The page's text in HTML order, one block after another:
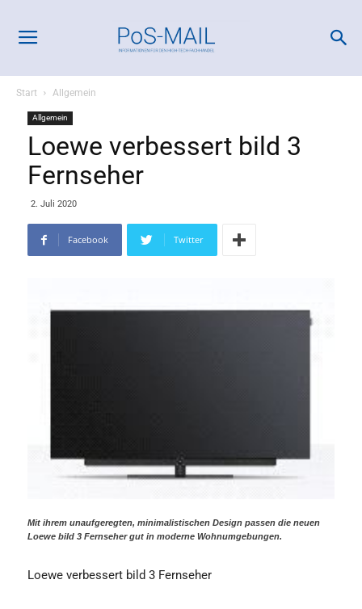
Start Allgemein
Allgemein
Loewe verbessert bild 3
Fernseher
2. Juli 2020
Facebook Twitter
Mit ihrem unaufgeregten, minimalistischen Design passen die neuen
Loewe bild 3 Fernseher gut in moderne Wohnumgebungen.
Loewe verbessert bild 3 Fernseher